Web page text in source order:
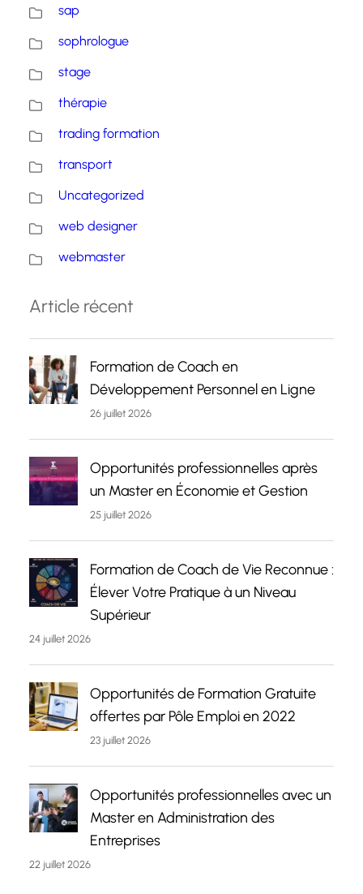
sap
sophrologue
stage
thérapie
trading formation
transport
Uncategorized
web designer
webmaster
Article récent
Formation de Coach en
Développement Personnel en Ligne
26 juillet 2026
Opportunités professionnelles après
un Master en Économie et Gestion
25 juillet 2026
Formation de Coach de Vie Reconnue :
Élever Votre Pratique à un Niveau
Supérieur
24 juillet 2026
Opportunités de Formation Gratuite
offertes par Pôle Emploi en 2022
23 juillet 2026
Opportunités professionnelles avec un
Master en Administration des
Entreprises
22 juillet 2026